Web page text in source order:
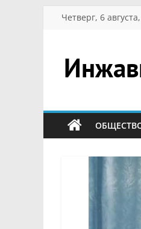
Перейти
Четверг, 6
сельский
портал